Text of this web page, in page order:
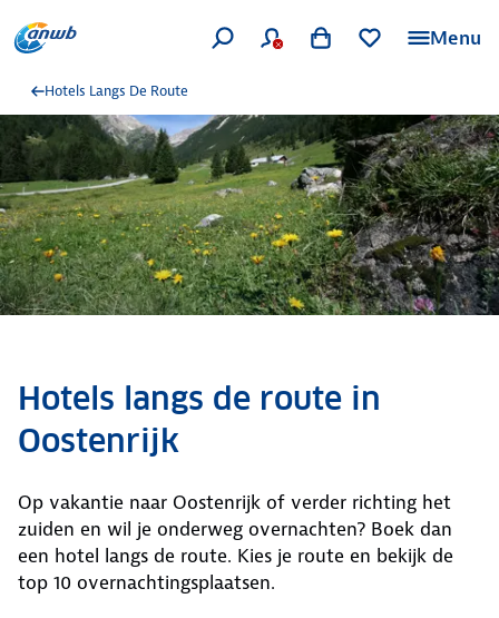
Menu
Hotels Langs De Route
Hotels langs de route in
Oostenrijk
Op vakantie naar Oostenrijk of verder richting het
zuiden en wil je onderweg overnachten? Boek dan
een hotel langs de route. Kies je route en bekijk de
top 10 overnachtingsplaatsen.